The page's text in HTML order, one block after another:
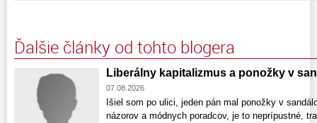
Ďalšie články od tohto blogera
Liberálny kapitalizmus a ponožky v
07.08.2026
Išiel som po ulici, jeden pán mal ponožky v
názorov a módnych poradcov, je to neprípustné,